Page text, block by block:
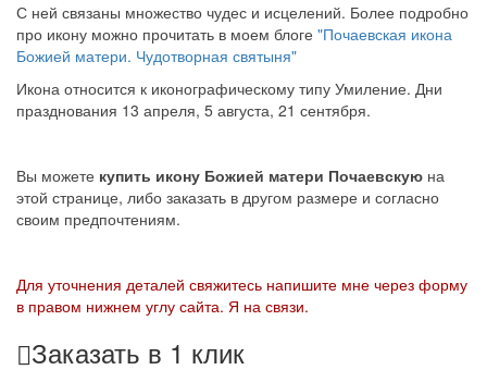
С ней связаны множество чудес и исцелений. Более подробно
про икону можно прочитать в моем блоге "Почаевская икона
Божией матери. Чудотворная святыня"
Икона относится к иконографическому типу Умиление. Дни
празднования 13 апреля, 5 августа, 21 сентября.
Вы можете купить икону Божией матери Почаевскую на
этой странице, либо заказать в другом размере и согласно
своим предпочтениям.
Для уточнения деталей свяжитесь напишите мне через форму
в правом нижнем углу сайта. Я на связи.
Заказать в 1 клик